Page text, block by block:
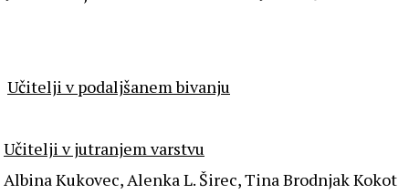
Učitelji v podaljšanem bivanju
Učitelji v jutranjem varstvu
Albina Kukovec, Alenka L. Širec, Tina Brodnjak Kokot